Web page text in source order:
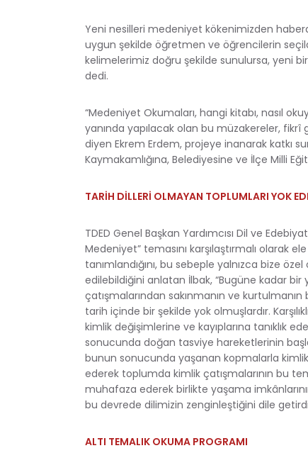
Yeni nesilleri medeniyet kökenimizden
uygun şekilde öğretmen ve öğrencilerin
kelimelerimiz doğru şekilde sunulursa, yeni
dedi.
“Medeniyet Okumaları, hangi kitabı, nasıl
yanında yapılacak olan bu müzakereler,
diyen Ekrem Erdem, projeye inanarak katkı
Kaymakamlığına, Belediyesine ve İlçe Milli
TARİH DİLLERİ OLMAYAN TOPLUMLARI YOK
TDED Genel Başkan Yardımcısı Dil ve
Medeniyet” temasını karşılaştırmalı olarak
tanımlandığını, bu sebeple yalnızca bize
edilebildiğini anlatan İlbak, “Bugüne kadar
çatışmalarından sakınmanın ve
tarih içinde bir şekilde yok olmuşlardır.
kimlik değişimlerine ve kayıplarına tanıklık
sonucunda doğan tasviye hareketlerinin
bunun sonucunda yaşanan kopmalarla
ederek toplumda kimlik çatışmalarının bu
muhafaza ederek birlikte yaşama
bu devrede dilimizin zenginleştiğini dile
ALTI TEMALIK OKUMA PROGRAMI